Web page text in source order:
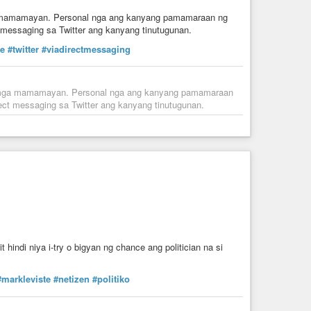
Personal nga ang kanyang pamamaraan ng
sa Twitter ang kanyang tinutugunan.
#twitter #viadirectmessaging
mamamayan. Personal nga ang kanyang pamamaraan
messaging sa Twitter ang kanyang tinutugunan.
hindi niya i-try o bigyan ng chance ang politician na si
#netizen #politiko